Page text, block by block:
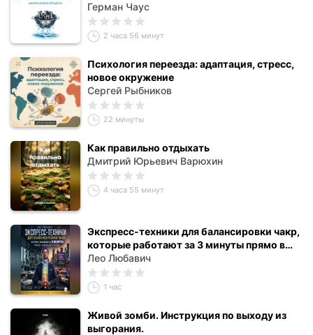
Герман Чаус
2 часа 56 минут
Психология переезда: адаптация, стресс,
новое окружение
Сергей Рыбников
22 минуты
Как правильно отдыхать
Дмитрий Юрьевич Варюхин
4 часа 55 минут
Экспресс-техники для балансировки чакр,
которые работают за 3 минуты прямо в
офисе или пробке
Лео Любавич
1 час
Живой зомби. Инструкция по выходу из
выгорания.